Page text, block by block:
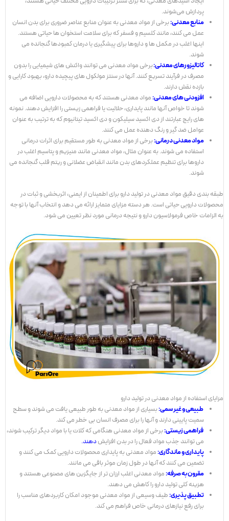
پردازش می‌شوند.
منابع معدنی:برخی از مواد معدنی به عنوان منابع عناصر ضروری برای بدن انسان
عمل می کنند، مانند کلسیم و فسفر که برای سلامت استخوان ها حیاتی هستند.
اینها اغلب در مکمل ها و داروها برای پیشگیری یا درمان کمبودها گنجانده می
شوند.
کاتالیزورهای معدنی:برخی مواد معدنی می توانند واکنش های شیمیایی را بدون
مصرف در فرآیند تسریع کنند. آنها در سنتز مولکول های پیچیده دارو، بهبود کارایی و
بازده نقش دارند.
افزودنی های معدنی:مواد معدنی هستند که به محصولات دارویی اضافه می
شوند تا خواص آنها مانند پایداری، حلالیت یا فراهمی زیستی را افزایش دهند. نمونه
های رایج عبارتند از دی اکسید سیلیکون و دی اکسید تیتانیوم که به ترتیب به عنوان
عوامل ضد گیر و رنگ دهنده عمل می کنند.
مواد معدنی درمانی:برخی از مواد معدنی به طور مستقیم برای اثرات درمانی
استفاده می شوند. به عنوان مثال، مواد معدنی مانند منیزیم و پتاسیم اغلب در
داروها برای تنظیم عملکردهای بدن مانند انقباض عضلانی و ریتم قلب گنجانده می
شوند.
طبقه بندی دقیق مواد معدنی در تولید دارو برای اطمینان از ایمنی، اثربخشی و ثبات در
محصولات دارویی حیاتی است. هر دسته مزایای متمایز ارائه می دهد و انتخاب آنها با توجه
به الزامات خاص فرمولاسیون دارو و نتیجه درمانی مورد نظر تعیین می شود.
مزایای استفاده از مواد معدنی در تولید دارو
طبیعی و غیر سمی:بسیاری از مواد معدنی به طور طبیعی یافت می شوند و سطح
سمیت پایینی دارند و آنها را برای مصرف انسان بی خطر می کند.
فراهمی زیستی:برخی از مواد معدنی هنگامی که کلات یا با مواد دیگر ترکیب شوند،
می توانند جذب مواد فعال را در بدن افزایشدهند.
پایداری و ماندگاری:مواد معدنی به پایداری محصولات دارویی کمک می کنند و
تضمین می کنند که آنها در طول زمان موثر باقی می مانند.
مقرون به صرفه:مواد معدنی اغلب ارزان تر از جایگزین های مصنوعی هستند و
هزینه کلی تولید دارو را کاهش می دهند.
تطبیق پذیری:طیف وسیعی از مواد معدنی موجود امکان کاربردهای مناسب را
برای رفع نیازهای درمانی خاص فراهم می کند.